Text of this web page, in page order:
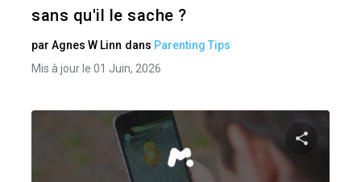
sans qu'il le sache ?
par Agnes W Linn dans Parenting Tips
Mis à jour le 01 Juin, 2026